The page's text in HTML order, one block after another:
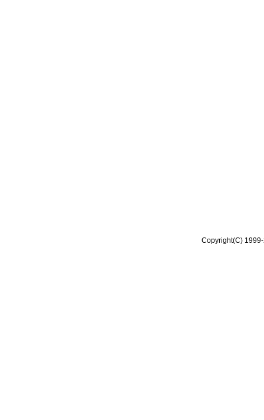
Copyright(C)